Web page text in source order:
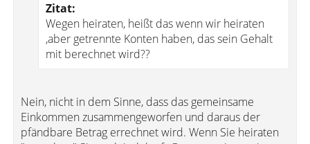
Zitat:
Wegen heiraten, heißt das wenn wir heiraten
,aber getrennte Konten haben, das sein Gehalt
mit berechnet wird??
Nein, nicht in dem Sinne, dass das gemeinsame
Einkommen zusammengeworfen und daraus der
pfändbare Betrag errechnet wird. Wenn Sie heiraten